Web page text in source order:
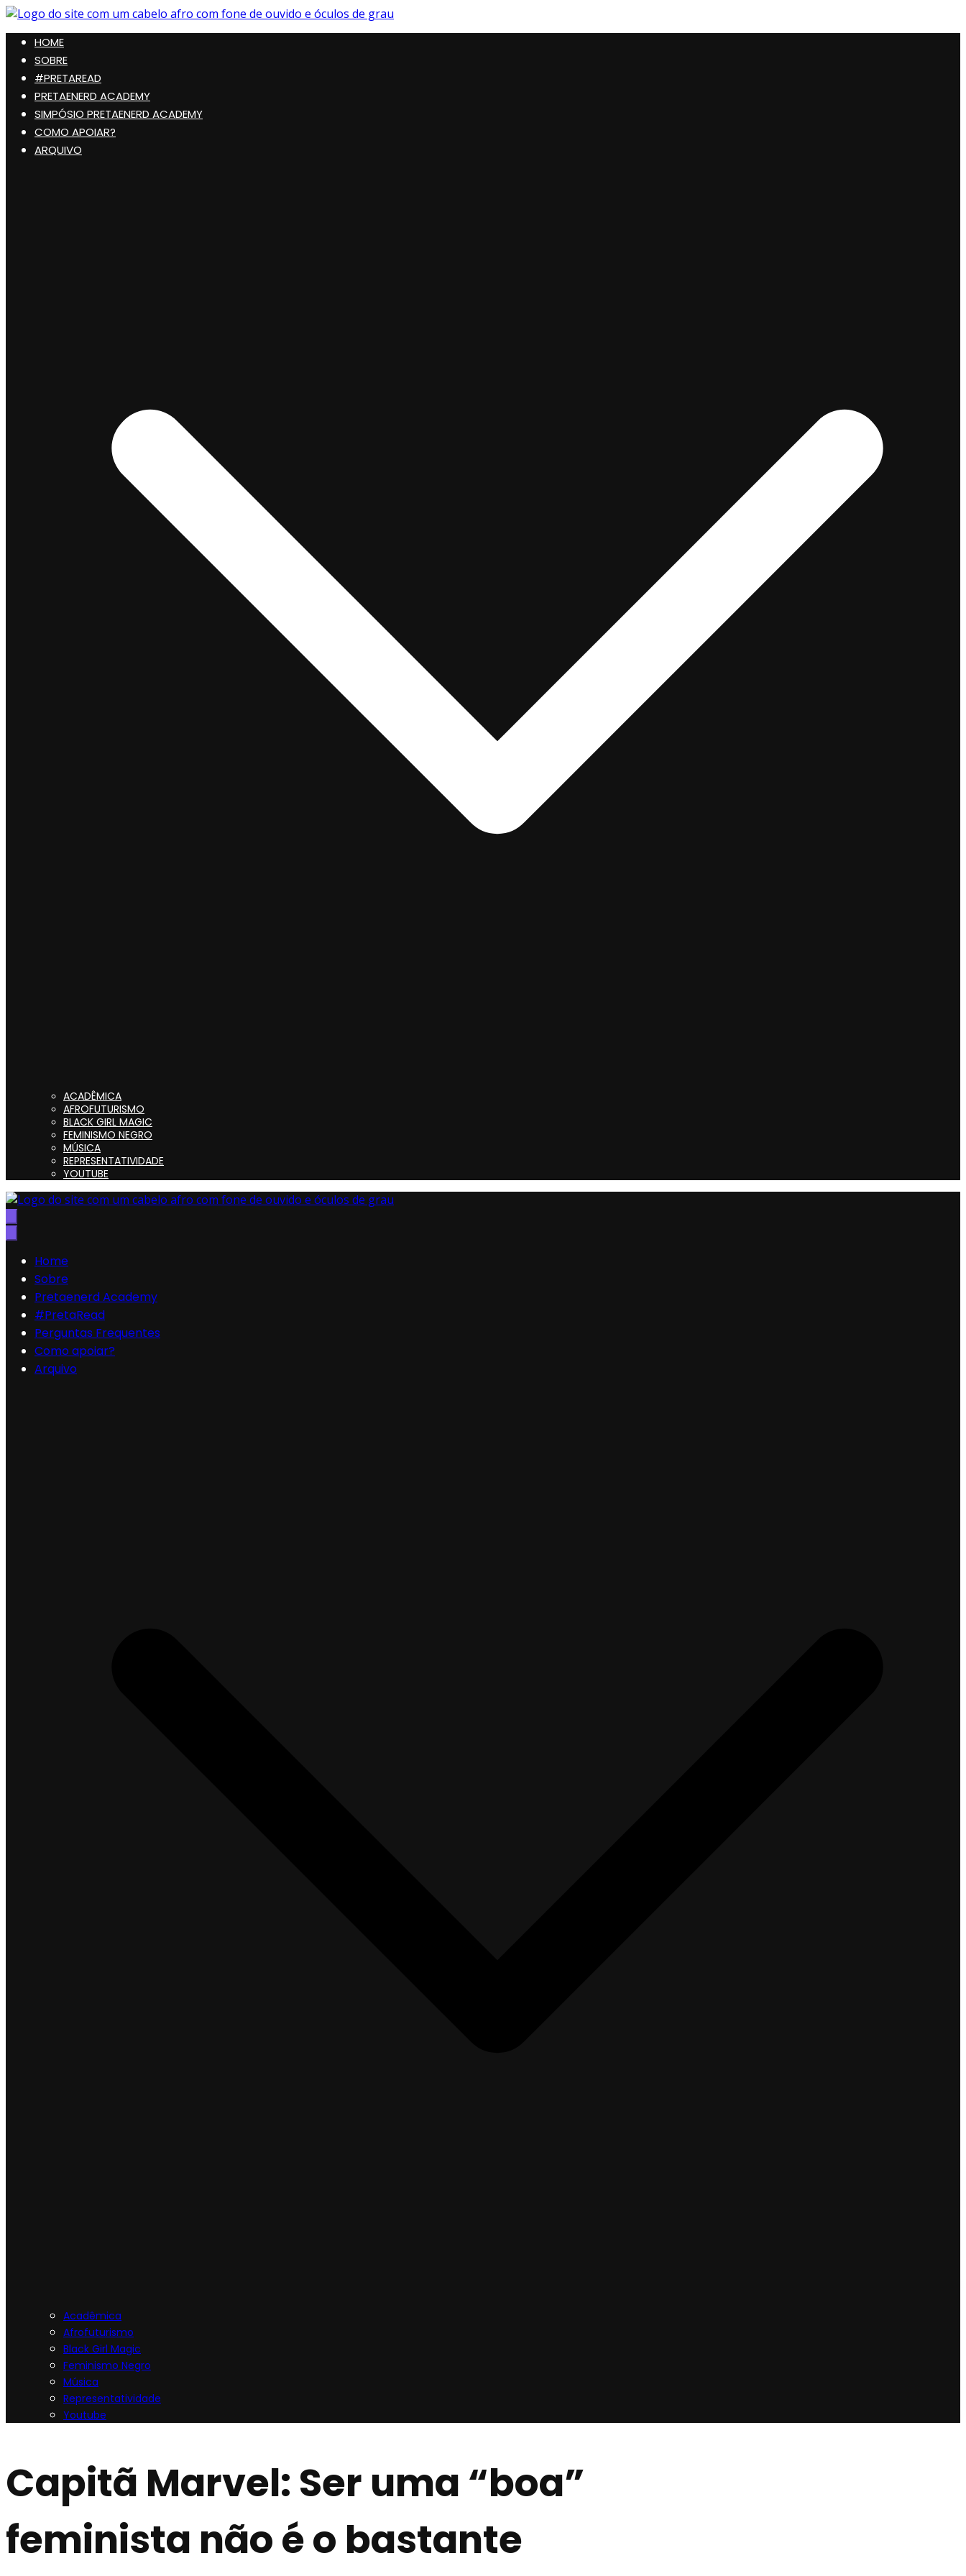
Pular
conteúdo
Preta, Nerd & Burning Hell
HOME
SOBRE
#PRETAREAD
PRETAENERD ACADEMY
SIMPÓSIO PRETAENERD ACADEMY
COMO APOIAR?
ARQUIVO
ACADÊMICA
AFROFUTURISMO
BLACK GIRL MAGIC
FEMINISMO NEGRO
MÚSICA
REPRESENTATIVIDADE
YOUTUBE
Preta, Nerd & Burning Hell
Home
Sobre
Pretaenerd Academy
#PretaRead
Perguntas Frequentes
Como apoiar?
Arquivo
Acadêmica
Afrofuturismo
Black Girl Magic
Feminismo Negro
Música
Representatividade
Youtube
Capitã Marvel: Ser uma “boa”
feminista não é o bastante